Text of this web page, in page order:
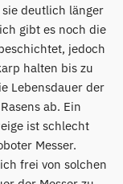
deutlich länger
gibt es noch die
jedoch
halten bis zu
Lebensdauer der
ab. Ein
ist schlecht
Messer.
frei von solchen